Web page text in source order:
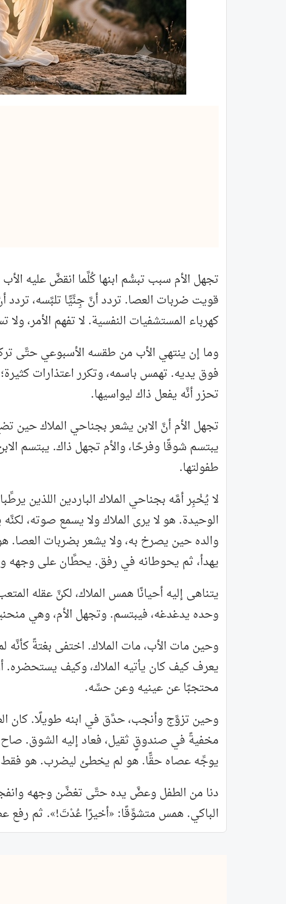
تجهل الأم سبب تبسُّم ابنها كُلَّما انقضَّ عليه الأب
قويت ضربات العصا. تردد أنَّ جِنِّيًّا تلبَّسه،
كهرباء المستشفيات النفسية. لا تفهم الأمر،
وما إن ينتهي الأب من طقسه الأسبوعي حتَّى
فوق يديه. تهمس باسمه، وتكرر اعتذارات
تحزر أنَّه يفعل ذاك ليواسيها.
تجهل الأم أنَّ الابن يشعر بجناحي الملاك
يبتسم شوقًا وفرحًا، والأم تجهل ذاك. يبتسم
طفولتها.
لا يُخْبِر أمَّه بجناحي الملاك الباردين اللذين
الوحيدة. هو لا يرى الملاك ولا يسمع صوته،
والده حين يصرخ به، ولا يشعر بضربات العصا.
يهدأ، ثم يحوطانه في رفق. يحطَّان على وجهه
يتناهى إليه أحيانًا همس الملاك، لكنَّ عقله
وحده يدغدغه، فيبتسم. وتجهل الأم، وهي
وحين مات الأب، مات الملاك. اختفى بغتةً كأنَّه
يعرف كيف كان يأتيه الملاك، وكيف يستحضره.
محتجبًا عن عينيه وعن حسِّه.
وحين تزوَّج وأنجب، حدَّق في ابنه طويلًا. كان
مخفيةً في صندوقٍ ثقيل، فعاد إليه الشوق. صاح
يوجِّه عصاه حقًّا. هو لم يخطئ ليضرب. هو فقط
دنا من الطفل وعضَّ يده حتَّى تغضَّن وجهه
الباكي. همس متشوِّقًا: «أخيرًا عُدْتَ!». ثم رفع